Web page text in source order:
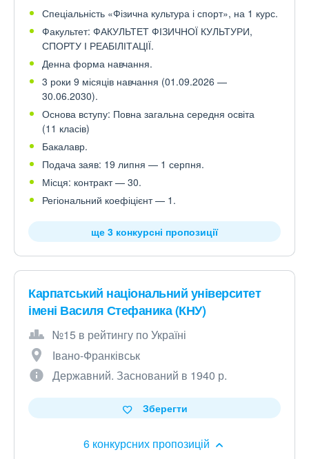
Спеціальність «Фізична культура і спорт», на 1 курс.
Факультет: ФАКУЛЬТЕТ ФІЗИЧНОЇ КУЛЬТУРИ,
СПОРТУ І РЕАБІЛІТАЦІЇ.
Денна форма навчання.
3 роки 9 місяців навчання (01.09.2026 —
30.06.2030).
Основа вступу: Повна загальна середня освіта
(11 класів)
Бакалавр.
Подача заяв: 19 липня — 1 серпня.
Місця: контракт — 30.
Регіональний коефіцієнт — 1.
ще 3 конкурсні пропозиції
Карпатський національний університет
імені Василя Стефаника (КНУ)
№15 в рейтингу по Україні
Івано-Франківськ
Державний. Заснований в 1940 р.
6 конкурсних пропозицій
Зберегти